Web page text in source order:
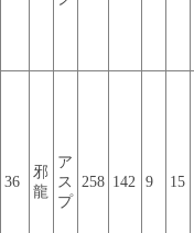
36
邪
龍
ア
ス
プ
258 142 9 15